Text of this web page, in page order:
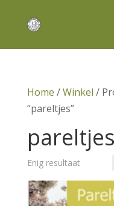
Home /Winkel /
“pareltjes”
pareltjes
Enig resultaat